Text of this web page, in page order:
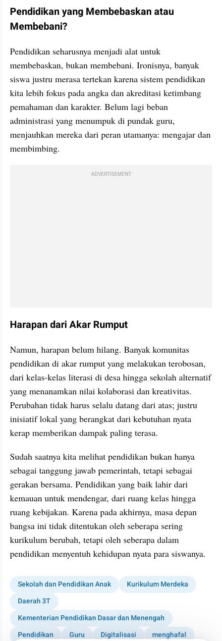
Pendidikan yang Membebaskan atau
Membebani?
Pendidikan seharusnya menjadi alat untuk
membebaskan, bukan membebani. Ironisnya, banyak
siswa justru merasa tertekan karena sistem pendidikan
kita lebih fokus pada angka dan akreditasi ketimbang
pemahaman dan karakter. Belum lagi beban
administrasi yang menumpuk di pundak guru,
menjauhkan mereka dari peran utamanya: mengajar dan
membimbing.
ADVERTISEMENT
Harapan dari Akar Rumput
Namun, harapan belum hilang. Banyak komunitas
pendidikan di akar rumput yang melakukan terobosan,
dari kelas-kelas literasi di desa hingga sekolah alternatif
yang menanamkan nilai kolaborasi dan kreativitas.
Perubahan tidak harus selalu datang dari atas; justru
inisiatif lokal yang berangkat dari kebutuhan nyata
kerap memberikan dampak paling terasa.
Sudah saatnya kita melihat pendidikan bukan hanya
sebagai tanggung jawab pemerintah, tetapi sebagai
gerakan bersama. Pendidikan yang baik lahir dari
kemauan untuk mendengar, dari ruang kelas hingga
ruang kebijakan. Karena pada akhirnya, masa depan
bangsa ini tidak ditentukan oleh seberapa sering
kurikulum berubah, tetapi oleh seberapa dalam
pendidikan menyentuh kehidupan nyata para siswanya.
Sekolah dan Pendidikan Anak
Kurikulum Merdeka
Daerah 3T
Kementerian Pendidikan Dasar dan Menengah
Pendidikan
Guru Digitalisasi menghafal